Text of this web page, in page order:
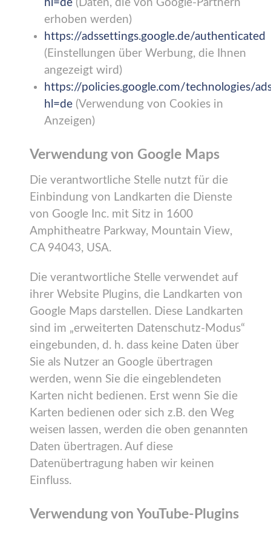
hl=de (Daten, die von Google-Partnern
erhoben werden)
https://adssettings.google.de/authenticated
(Einstellungen über Werbung, die Ihnen
angezeigt wird)
https://policies.google.com/technologies/
hl=de (Verwendung von Cookies in
Anzeigen)
Verwendung von Google Maps
Die verantwortliche Stelle nutzt für die
Einbindung von Landkarten die Dienste
von Google Inc. mit Sitz in 1600
Amphitheatre Parkway, Mountain View,
CA 94043, USA.
Die verantwortliche Stelle verwendet auf
ihrer Website Plugins, die Landkarten von
Google Maps darstellen. Diese Landkarten
sind im „erweiterten Datenschutz-Modus“
eingebunden, d. h. dass keine Daten über
Sie als Nutzer an Google übertragen
werden, wenn Sie die eingeblendeten
Karten nicht bedienen. Erst wenn Sie die
Karten bedienen oder sich z.B. den Weg
weisen lassen, werden die oben genannten
Daten übertragen. Auf diese
Datenübertragung haben wir keinen
Einfluss.
Verwendung von YouTube-Plugins